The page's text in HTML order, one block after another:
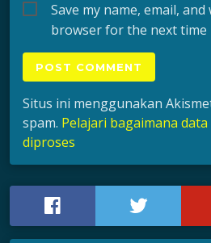
Save my name, email,
browser for the next time
Situs ini menggunakan
spam. Pelajari bagaimana
diproses